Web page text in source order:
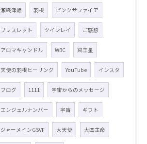
瀬織津姫 羽根 ピンクサファイア
ブレスレット ツインレイ ご感想
アロマキャンドル WBC 冥王星
天使の羽根ヒーリング YouTube インスタ
ブログ 1111 宇宙からのメッセージ
エンジェルナンバー 宇宙 ギフト
ジャーメインGSVF 大天使 大国主命